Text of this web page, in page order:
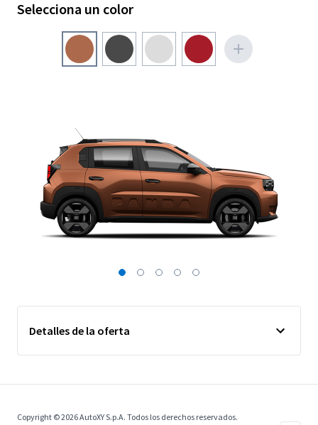
Selecciona un color
Detalles de la oferta
Copyright © 2026 AutoXY S.p.A. Todos los derechos reservados.